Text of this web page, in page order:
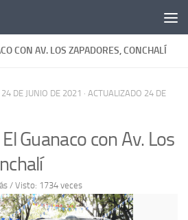
CON AV. LOS ZAPADORES, CONCHALÍ
24 DE JUNIO DE 2021 · ACTUALIZADO 24 DE
Guanaco con Av. Los
/ Visto: 1734 veces